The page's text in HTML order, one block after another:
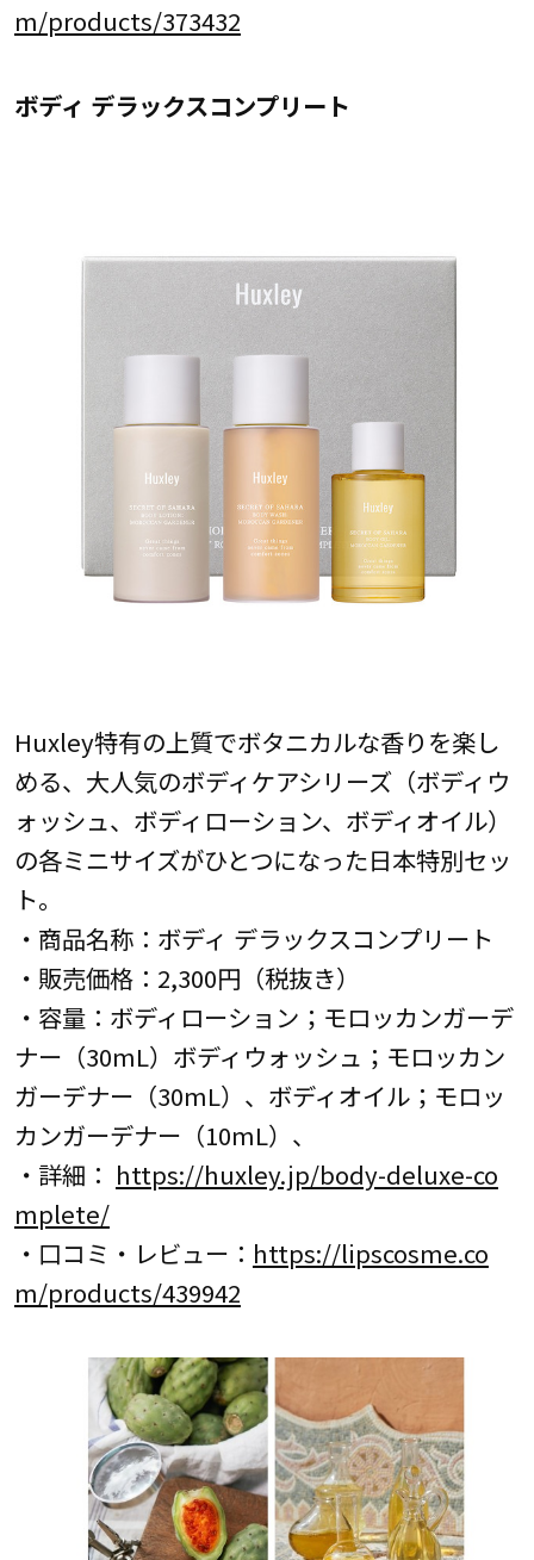
m/products/373432
ボディ デラックスコンプリート
Huxley特有の上質でボタニカルな香りを楽し
める、大人気のボディケアシリーズ（ボディウ
ォッシュ、ボディローション、ボディオイル）
の各ミニサイズがひとつになった日本特別セッ
ト。
・商品名称：ボディ デラックスコンプリート
・販売価格：2,300円（税抜き）
・容量：ボディローション；モロッカンガーデ
ナー（30mL）ボディウォッシュ；モロッカン
ガーデナー（30mL）、ボディオイル；モロッ
カンガーデナー（10mL）、
・詳細： https://huxley.jp/body-deluxe-co
mplete/
・口コミ・レビュー： https://lipscosme.co
m/products/439942